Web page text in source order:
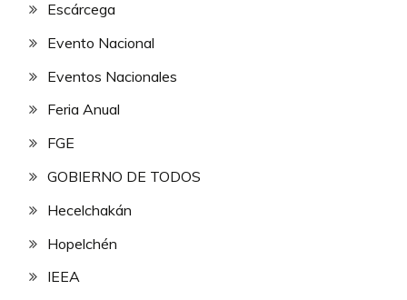
Escárcega
Evento Nacional
Eventos Nacionales
Feria Anual
FGE
GOBIERNO DE TODOS
Hecelchakán
Hopelchén
IEEA